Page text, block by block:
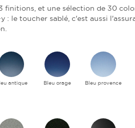
et une sélection de 30
le toucher sablé, c'est aussi
antique Bleu orage Bleu provence